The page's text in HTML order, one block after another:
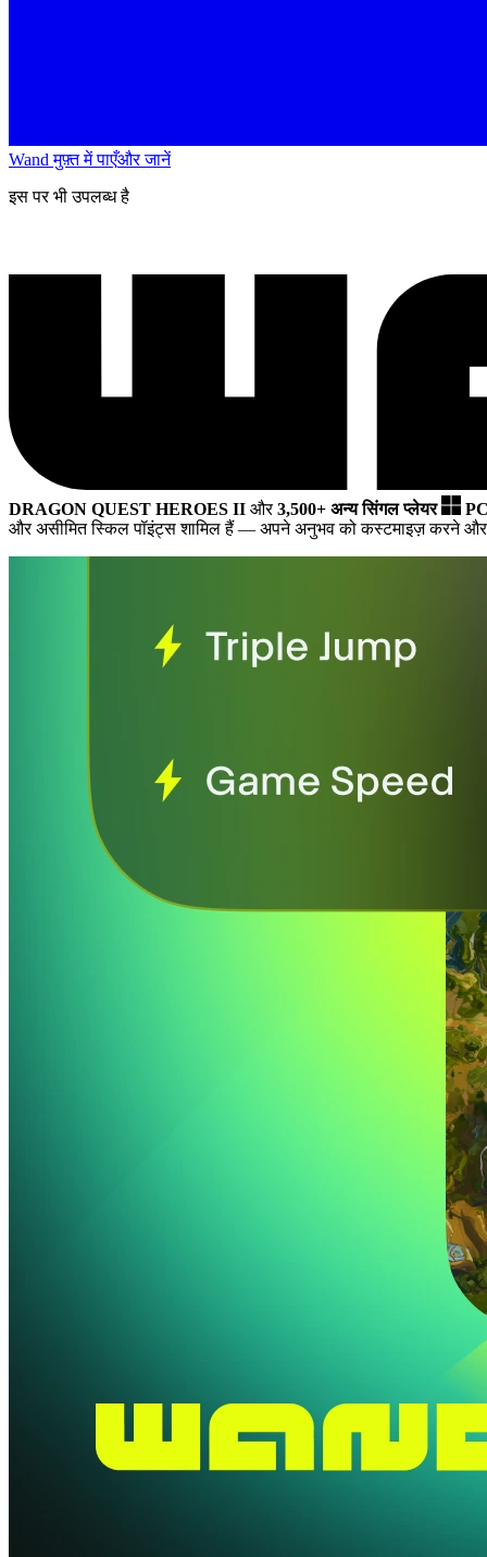
Wand मुफ़्त में पाएँऔर जानें
इस पर भी उपलब्ध है
DRAGON QUEST HEROES II और3,500+ अन्य सिंगल प्लेयर
और असीमित स्किल पॉइंट्स शामिल हैं — अपने अनुभव को कस्टमाइज़ करने